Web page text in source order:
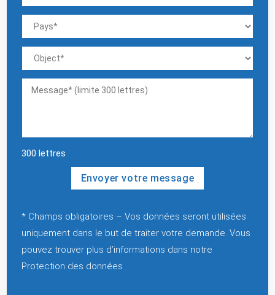
300 lettres
Veuillez laisser ce champ vide.
* Champs obligatoires – Vos données seront utilisées
uniquement dans le but de traiter votre demande. Vous
pouvez trouver plus d’informations dans notre
Protection des données